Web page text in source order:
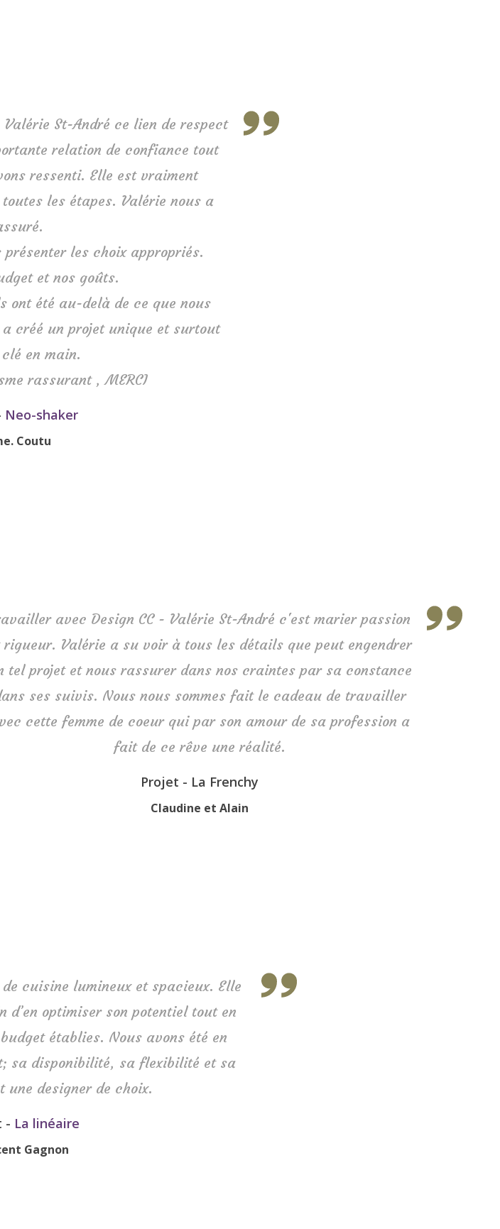
St-André ce lien de respect
relation de confiance tout
ressenti. Elle est vraiment
les étapes. Valérie nous a
les choix appropriés.
et nos goûts.
ont été au-delà de ce que nous
créé un projet unique et surtout
en main.
rassurant , MERCI
Neo-shaker
Coutu
avec Design CC - Valérie St-André c'est marier passion
rigueur. Valérie a su voir à tous les détails que peut engendrer
tel projet et nous rassurer dans nos craintes par sa constance
ses suivis. Nous nous sommes fait le cadeau de travailler
cette femme de coeur qui par son amour de sa profession a
fait de ce rêve une réalité.
Projet - La Frenchy
Claudine et Alain
cuisine lumineux et spacieux. Elle
d’en optimiser son potentiel tout en
établies. Nous avons été en
sa disponibilité, sa flexibilité et sa
designer de choix.
- La linéaire
Gagnon